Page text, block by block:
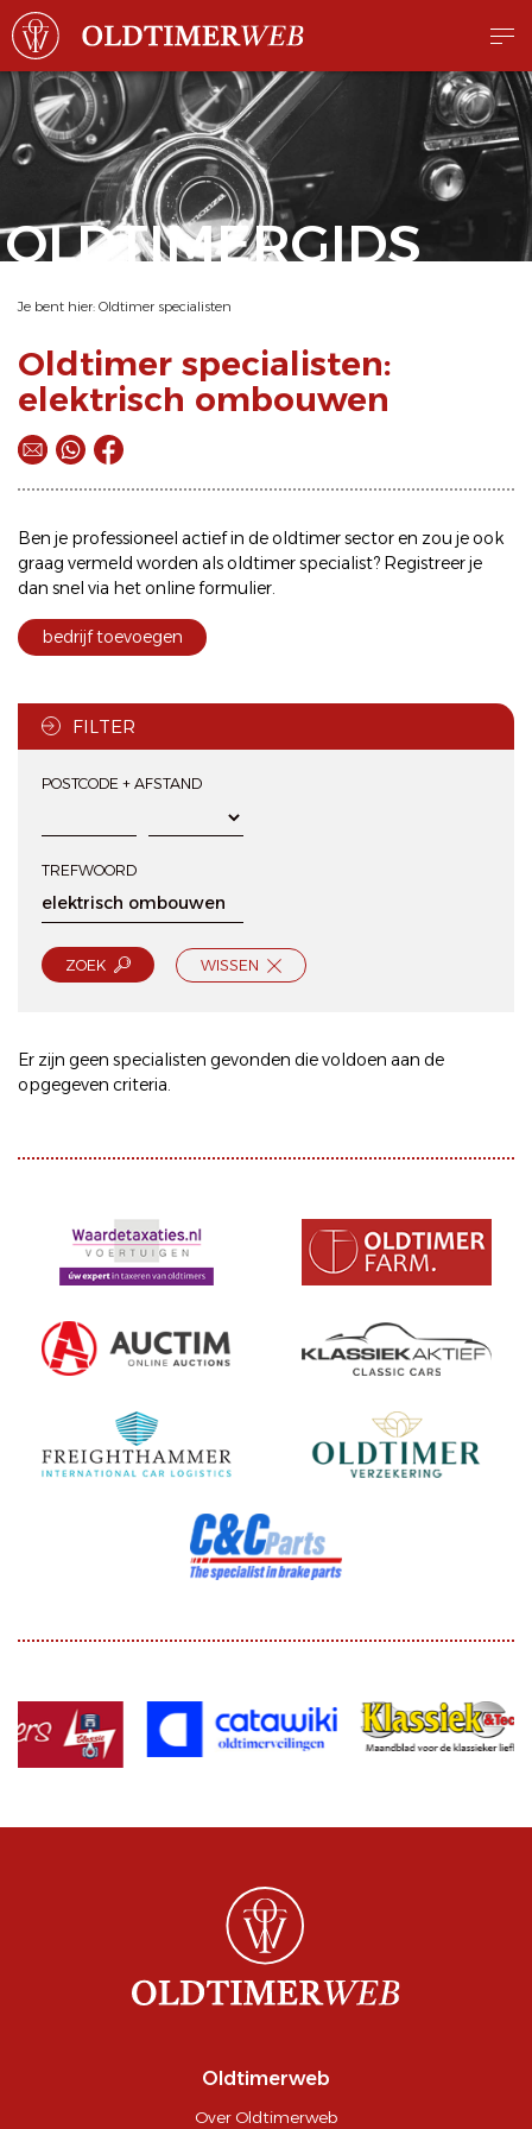
OLDTIMERGIDS
Je bent hier: Oldtimer specialisten
Oldtimer specialisten:
elektrisch ombouwen
Ben je professioneel actief in de oldtimer sector en zou je ook
graag vermeld worden als oldtimer specialist? Registreer je
dan snel via hetonline formulier.
bedrijf toevoegen
FILTER
POSTCODE + AFSTAND
TREFWOORD
ZOEK WISSEN
Er zijn geen specialisten gevonden die voldoen aan de
opgegeven criteria.
Oldtimerweb
Over Oldtimerweb